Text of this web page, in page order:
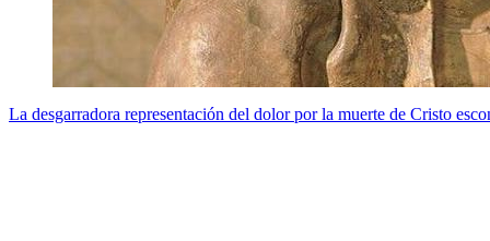
La desgarradora representación del dolor por la muerte de Cristo